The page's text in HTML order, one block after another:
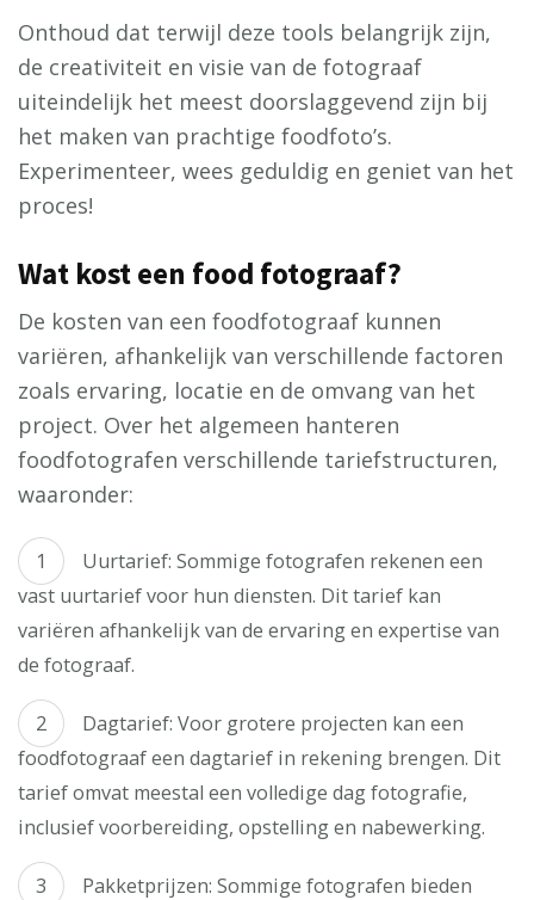
Onthoud dat terwijl deze tools belangrijk zijn,
de creativiteit en visie van de fotograaf
uiteindelijk het meest doorslaggevend zijn bij
het maken van prachtige foodfoto’s.
Experimenteer, wees geduldig en geniet van het
proces!
Wat kost een food fotograaf?
De kosten van een foodfotograaf kunnen
variëren, afhankelijk van verschillende factoren
zoals ervaring, locatie en de omvang van het
project. Over het algemeen hanteren
foodfotografen verschillende tariefstructuren,
waaronder:
Uurtarief: Sommige fotografen rekenen een
vast uurtarief voor hun diensten. Dit tarief kan
variëren afhankelijk van de ervaring en expertise van
de fotograaf.
Dagtarief: Voor grotere projecten kan een
foodfotograaf een dagtarief in rekening brengen. Dit
tarief omvat meestal een volledige dag fotografie,
inclusief voorbereiding, opstelling en nabewerking.
Pakketprijzen: Sommige fotografen bieden